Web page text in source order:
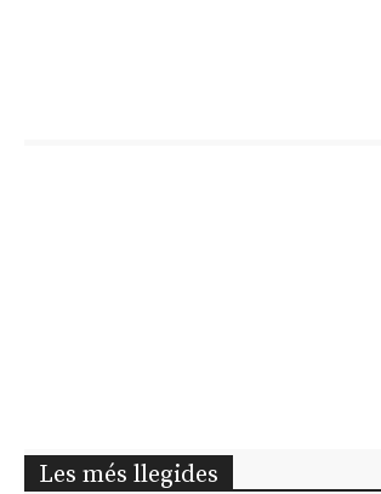
Les més llegides